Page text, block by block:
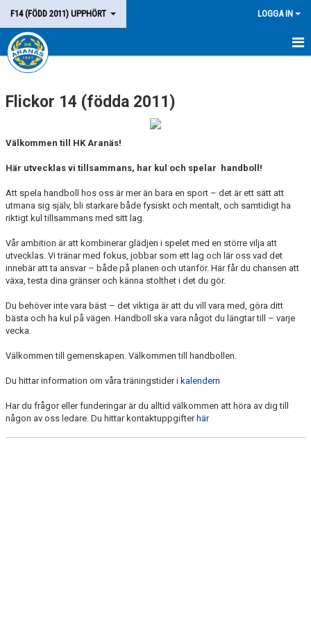
F14 (FÖDD 2011) UPPHÖRT LOGGA IN
HEM
LAGET
KONTAKT
Flickor 14 (födda 2011)
Välkommen till HK Aranäs!
Här utvecklas vi tillsammans, har kul och spelar handboll!
Att spela handboll hos oss är mer än bara en sport – det är ett sätt att
utmana sig själv, bli starkare både fysiskt och mentalt, och samtidigt ha
riktigt kul tillsammans med sitt lag.
Vår ambition är att kombinerar glädjen i spelet med en större vilja att
utvecklas. Vi tränar med fokus, jobbar som ett lag och lär oss vad det
innebär att ta ansvar – både på planen och utanför. Här får du chansen att
växa, testa dina gränser och känna stolthet i det du gör.
Du behöver inte vara bäst – det viktiga är att du vill vara med, göra ditt
bästa och ha kul på vägen. Handboll ska vara något du längtar till – varje
vecka.
Välkommen till gemenskapen. Välkommen till handbollen.
Du hittar information om våra träningstider i kalendern
Har du frågor eller funderingar är du alltid välkommen att höra av dig till
någon av oss ledare. Du hittar kontaktuppgifter här